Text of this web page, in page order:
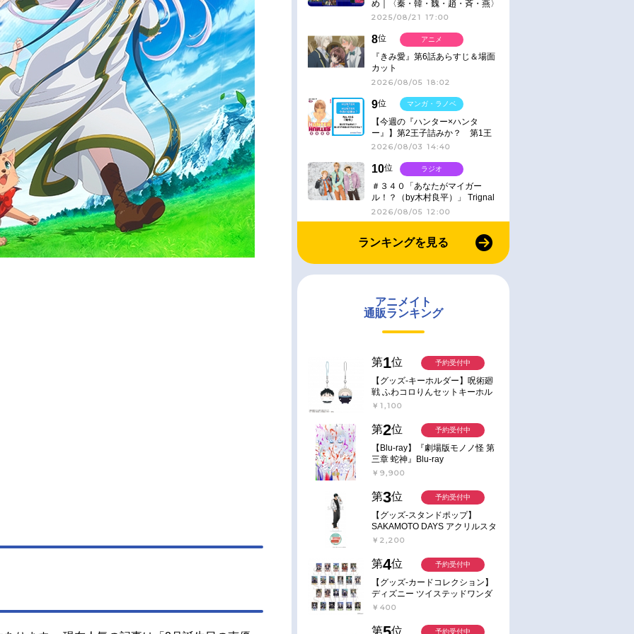
め｜〈秦・韓・魏・趙・斉・燕〉
2025/08/21 17:00
8位
『きみ愛』第6話あらすじ＆場面
カット
2026/08/05 18:02
アニメ
9位
【今週の『ハンター×ハンタ
ー』】第2王子詰みか？ 第1王
子と第4王子が対峙「発令」＜
2026/08/03 14:40
マンガ・ラノベ
10位
＃３４０「あなたがマイガー
ル！？（by木村良平）」 Trignal
のキラキラ☆ビートＲ
2026/08/05 12:00
ラジオ
ランキングを見る
アニメイト
通販ランキング
第1位
【グッズ-キーホルダー】呪術廻
戦 ふわコロりんセットキーホル
ダー【アニメイト特典付】
￥1,100
予約受付中
第2位
【Blu-ray】『劇場版モノノ怪 第
三章 蛇神』Blu-ray
￥9,900
予約受付中
第3位
【グッズ-スタンドポップ】
SAKAMOTO DAYS アクリルスタ
ンド～Sunny Afternoon～ 4.南雲
￥2,200
予約受付中
第4位
【グッズ-カードコレクション】
ディズニー ツイステッドワンダ
ーランド ランダムカードコレク
￥400
予約受付中
第 位 予約受付中